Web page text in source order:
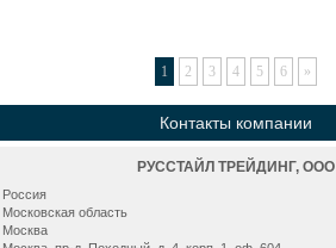
1 2 3 4 5 6 »
Контакты компании
РУССТАЙЛ ТРЕЙДИНГ, ООО
Россия
Московская область
Москва